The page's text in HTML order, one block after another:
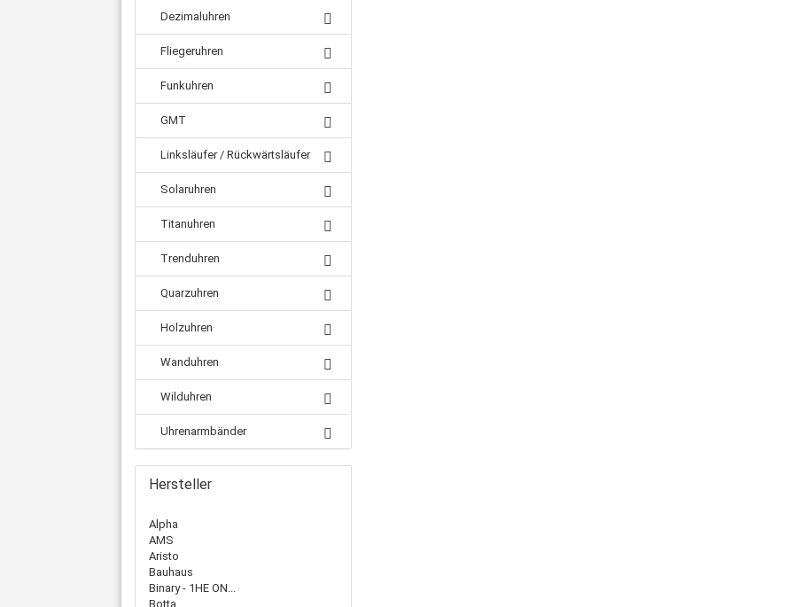
Dezimaluhren
Fliegeruhren
Funkuhren
GMT
Linksläufer / Rückwärtsläufer
Solaruhren
Titanuhren
Trenduhren
Quarzuhren
Holzuhren
Wanduhren
Wilduhren
Uhrenarmbänder
Hersteller
Alpha
AMS
Aristo
Bauhaus
Binary - 1HE ON...
Botta